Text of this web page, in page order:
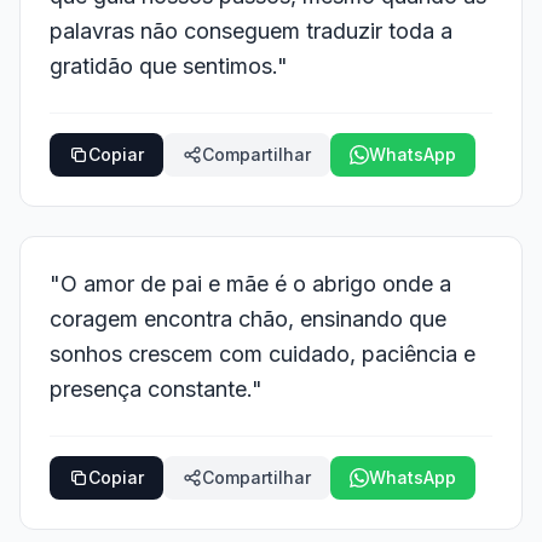
palavras não conseguem traduzir toda a
gratidão que sentimos."
Copiar Compartilhar WhatsApp
"O amor de pai e mãe é o abrigo onde a
coragem encontra chão, ensinando que
sonhos crescem com cuidado, paciência e
presença constante."
Copiar Compartilhar WhatsApp